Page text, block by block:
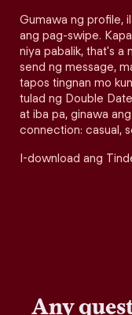
Gumawa ng profile,
ang pag-swipe.
niya pabalik, that's a
send ng message,
tapos tingnan mo
tulad ng Double
at iba pa, ginawa
connection: casual,
I-download ang
Any